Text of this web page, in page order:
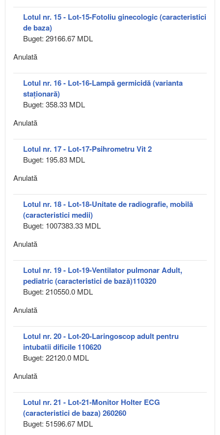
Lotul nr. 15 - Lot-15-Fotoliu ginecologic (caracteristici
de baza)
Buget: 29166.67 MDL
Anulată
Lotul nr. 16 - Lot-16-Lampă germicidă (varianta
staționară)
Buget: 358.33 MDL
Anulată
Lotul nr. 17 - Lot-17-Psihrometru Vit 2
Buget: 195.83 MDL
Anulată
Lotul nr. 18 - Lot-18-Unitate de radiografie, mobilă
(caracteristici medii)
Buget: 1007383.33 MDL
Anulată
Lotul nr. 19 - Lot-19-Ventilator pulmonar Adult,
pediatric (caracteristici de bază)110320
Buget: 210550.0 MDL
Anulată
Lotul nr. 20 - Lot-20-Laringoscop adult pentru
intubatii dificile 110620
Buget: 22120.0 MDL
Anulată
Lotul nr. 21 - Lot-21-Monitor Holter ECG
(caracteristici de baza) 260260
Buget: 51596.67 MDL